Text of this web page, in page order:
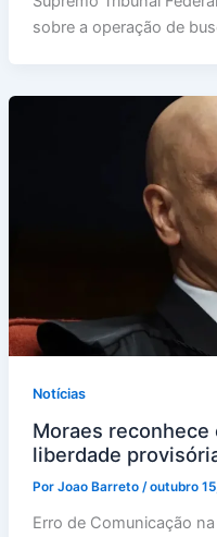
sobre a operação de
Notícias
Moraes
liberdade
Por Joao Barreto /outubro
Erro de Comunicação